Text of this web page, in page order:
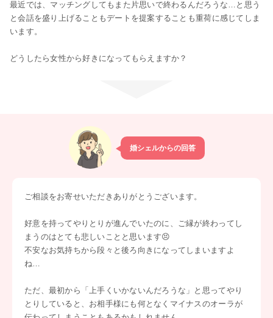
最近では、マッチングしてもまた片思いで終わるんだろうな…と思う
と会話を盛り上げることもデートを提案することも重荷に感じてしま
います。
どうしたら女性から好きになってもらえますか？
婚シェルからの回答
ご相談をお寄せいただきありがとうございます。
好意を持ってやりとりが進んでいたのに、ご縁が終わってし
まうのはとても悲しいことと思います😣
不安なお気持ちから段々と後ろ向きになってしまいますよ
ね…
ただ、最初から「上手くいかないんだろうな」と思ってやり
とりしていると、お相手様にも何となくマイナスのオーラが